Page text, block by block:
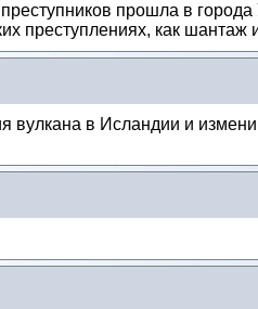
прошла в
преступлениях, как шантаж
вулкана в Исландии и